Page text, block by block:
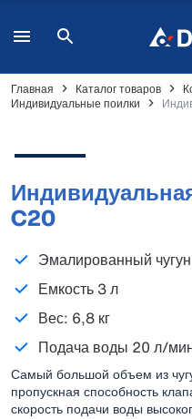
Главная Каталог товаров
Индивидуальные поилки
C20
Эмалированный чугун
Емкость 3 л
Вес: 6,8 кг
Подача воды 20 л/
Самый большой объем из
пропускная способность
скорость подачи воды